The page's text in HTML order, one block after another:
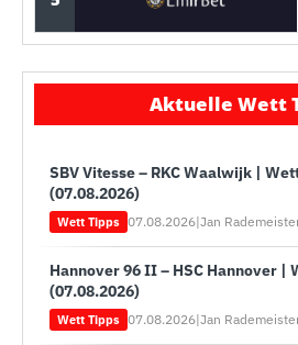
Aktuelle Wett
SBV Vitesse – RKC Waalwijk |
(07.08.2026)
Wett Tipps 07.08.2026|Jan
Hannover 96 II – HSC Hannover |
(07.08.2026)
Wett Tipps 07.08.2026|Jan